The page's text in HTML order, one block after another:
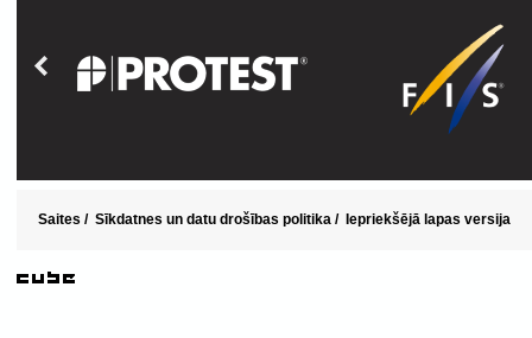
Saites / Sīkdatnes un datu drošības politika / Iepriekšējā lapas versija